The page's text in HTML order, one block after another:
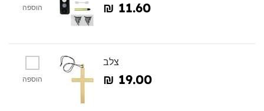
הוספה ₪‎ 11.60
הוספה
צלב
₪‎ 19.00